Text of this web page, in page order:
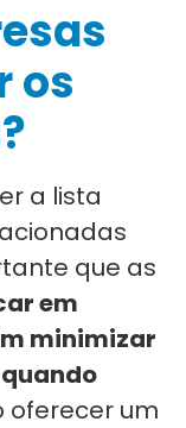
os
a lista
que as
em
minimizar
oferecer um